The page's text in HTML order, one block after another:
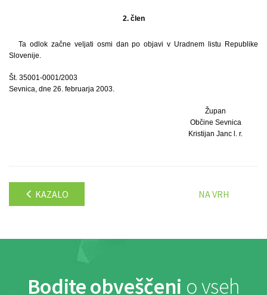
2. člen
Ta odlok začne veljati osmi dan po objavi v Uradnem listu Republike
Slovenije.
Št. 35001-0001/2003
Sevnica, dne 26. februarja 2003.
Župan
Občine Sevnica
Kristijan Janc l. r.
KAZALO NA VRH
Bodite obveščeni o vseh